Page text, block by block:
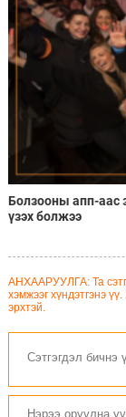
Болзооны апп-аас
үзэх болжээ
АНХААРУУЛГА: Та
хэмжээг хүндэтгэнэ
эрхтэй.